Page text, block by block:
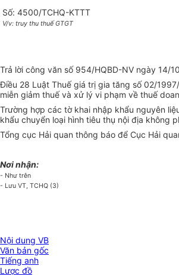
Số: 4500/TCHQ-KTTT
V/v: truy thu thuế GTGT
Trả lời công văn số 954/HQBD-NV ngày 14/
Điều 28 Luật Thuế giá trị gia tăng số 02/
miễn giảm thuế và xử lý vi phạm về thuế
Trường hợp các tờ khai nhập khẩu nguyên
khẩu chuyển loại hình tiêu thụ nội địa không
Tổng cục Hải quan thông báo để Cục Hải
Nơi nhận:
- Như trên
- Lưu VT, TCHQ (3)
Nội dung VB
Văn bản gốc
Tiếng anh
Lược đồ